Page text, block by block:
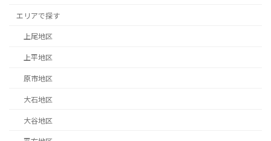
エリアで探す
上尾地区
上平地区
原市地区
大石地区
大谷地区